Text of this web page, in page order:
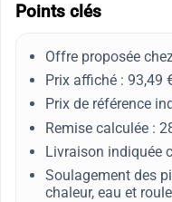
Points clés
Offre proposée
Prix affiché : 93,49
Prix de référence
Remise calculée :
Livraison indiquée
Soulagement des
chaleur, eau et